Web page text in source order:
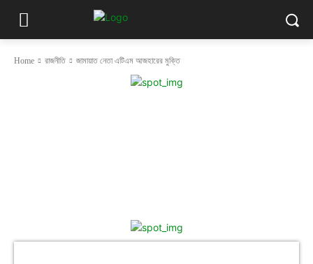
Home রাজনীতি জামায়াত নেতা এটিএম আজহারের মুক্তি